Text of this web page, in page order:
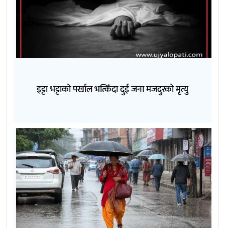
इट्टा भट्टाको पर्खाल भत्किँदा दुई जना मजदुरको मृत्यु